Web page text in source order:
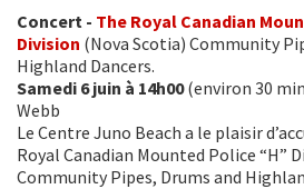
Concert - The Royal Canadian
Division (Nova Scotia) Community
Highland Dancers.
Samedi 6 juin à 14h00(environ 30
Webb
Le Centre Juno Beach a le plaisir
Royal Canadian Mounted Police “H”
Community Pipes, Drums and